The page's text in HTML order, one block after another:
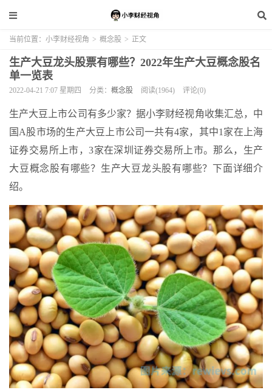
当前位置： 小李财经视角 > 概念股 > 正文
生产大豆龙头股票有哪些？2022年生产大豆概念股名
单一览表
2022-04-21 7:07 星期四 分类： 概念股 阅读(1964) 评论(0)
生产大豆上市公司有多少家？据小李财经视角收集汇总，中
国A股市场的生产大豆上市公司一共有4家，其中1家在上海
证券交易所上市，3家在深圳证券交易所上市。那么，生产
大豆概念股有哪些？生产大豆龙头股有哪些？下面详细介
绍。